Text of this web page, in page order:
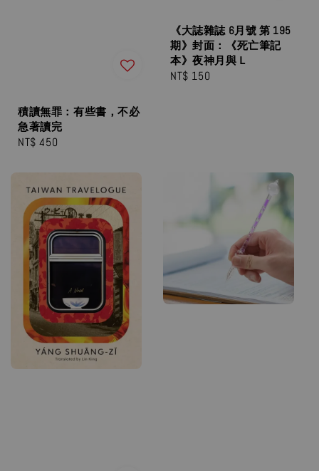
積讀無罪：有些書，不必
急著讀完
Regular
NT$ 450
《大誌雜誌 6月號 第 195
期》封面：《死亡筆記
本》夜神月與Ｌ
Regular
NT$ 150